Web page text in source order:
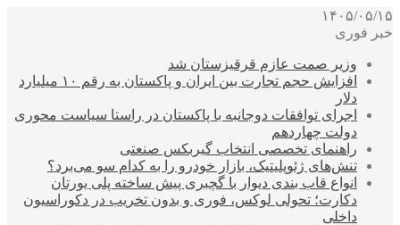
۱۴۰۵/۰۵/۱۵
خبر فوری
وزیر صمت عازم قرقیزستان شد
افزایش حجم تجارت بین ایران و پاکستان به رقم ۱۰ میلیارد
دلار
اجرای توافقات دوجانبه با پاکستان در راستا سیاست محوری
دولت چهاردهم
راهنمای تخصصی انتخاب گیربکس صنعتی
تنش‌های ژئوپلیتیک، بازار خودرو را به کدام سو می‌برد؟
انواع قاب بندی دیوار با گچبری پیش ساخته پلی یورتان
دکارت؛ تحولی لوکس، فوری و بدون تخریب در دکوراسیون
داخلی